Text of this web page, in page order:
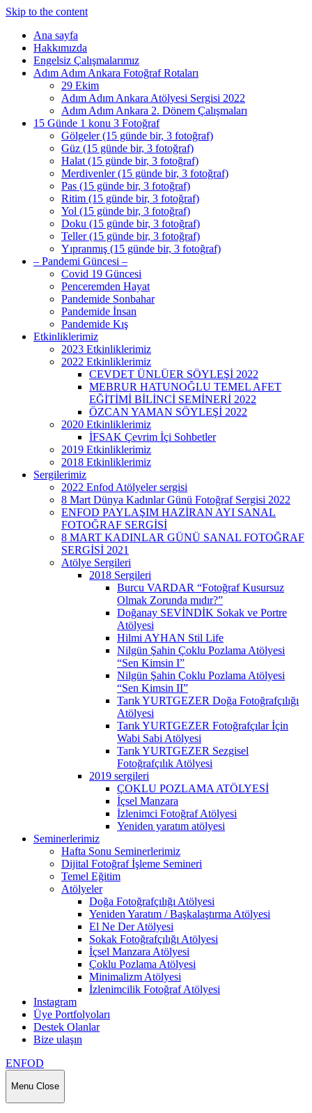
Skip to the content
Ana sayfa
Hakkımızda
Engelsiz Çalışmalarımız
Adım Adım Ankara Fotoğraf Rotaları
29 Ekim
Adım Adım Ankara Atölyesi Sergisi 2022
Adım Adım Ankara 2. Dönem Çalışmaları
15 Günde 1 konu 3 Fotoğraf
Gölgeler (15 günde bir, 3 fotoğraf)
Güz (15 günde bir, 3 fotoğraf)
Halat (15 günde bir, 3 fotoğraf)
Merdivenler (15 günde bir, 3 fotoğraf)
Pas (15 günde bir, 3 fotoğraf)
Ritim (15 günde bir, 3 fotoğraf)
Yol (15 günde bir, 3 fotoğraf)
Doku (15 günde bir, 3 fotoğraf)
Teller (15 günde bir, 3 fotoğraf)
Yıpranmış (15 günde bir, 3 fotoğraf)
– Pandemi Güncesi –
Covid 19 Güncesi
Penceremden Hayat
Pandemide Sonbahar
Pandemide İnsan
Pandemide Kış
Etkinliklerimiz
2023 Etkinliklerimiz
2022 Etkinliklerimiz
CEVDET ÜNLÜER SÖYLEŞİ 2022
MEBRUR HATUNOĞLU TEMEL AFET
EĞİTİMİ BİLİNCİ SEMİNERİ 2022
ÖZCAN YAMAN SÖYLEŞİ 2022
2020 Etkinliklerimiz
İFSAK Çevrim İçi Sohbetler
2019 Etkinliklerimiz
2018 Etkinliklerimiz
Sergilerimiz
2022 Enfod Atölyeler sergisi
8 Mart Dünya Kadınlar Günü Fotoğraf Sergisi 2022
ENFOD PAYLAŞIM HAZİRAN AYI SANAL
FOTOĞRAF SERGİSİ
8 MART KADINLAR GÜNÜ SANAL FOTOĞRAF
SERGİSİ 2021
Atölye Sergileri
2018 Sergileri
Burcu VARDAR “Fotoğraf Kusursuz
Olmak Zorunda mıdır?”
Doğanay SEVİNDİK Sokak ve Portre
Atölyesi
Hilmi AYHAN Stil Life
Nilgün Şahin Çoklu Pozlama Atölyesi
“Sen Kimsin I”
Nilgün Şahin Çoklu Pozlama Atölyesi
“Sen Kimsin II”
Tarık YURTGEZER Doğa Fotoğrafçılığı
Atölyesi
Tarık YURTGEZER Fotoğrafçılar İçin
Wabi Sabi Atölyesi
Tarık YURTGEZER Sezgisel
Fotoğrafçılık Atölyesi
2019 sergileri
ÇOKLU POZLAMA ATÖLYESİ
İçsel Manzara
İzlenimci Fotoğraf Atölyesi
Yeniden yaratım atölyesi
Seminerlerimiz
Hafta Sonu Seminerlerimiz
Dijital Fotoğraf İşleme Semineri
Temel Eğitim
Atölyeler
Doğa Fotoğrafçılığı Atölyesi
Yeniden Yaratım / Başkalaştırma Atölyesi
El Ne Der Atölyesi
Sokak Fotoğrafçılığı Atölyesi
İçsel Manzara Atölyesi
Çoklu Pozlama Atölyesi
Minimalizm Atölyesi
İzlenimcilik Fotoğraf Atölyesi
Instagram
Üye Portfolyoları
Destek Olanlar
Bize ulaşın
ENFOD
Menu Close